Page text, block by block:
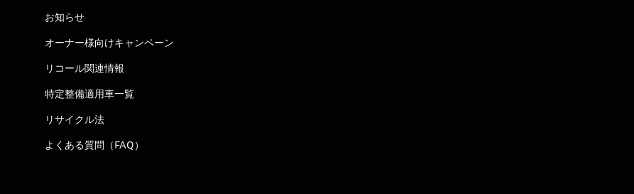
お知らせ
オーナー様向けキャンペーン
リコール関連情報
特定整備適用車一覧
リサイクル法
よくある質問（FAQ）